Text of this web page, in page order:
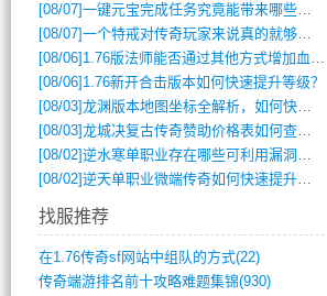
[08/07]一键元宝完成任务究竟能带来哪些超值优势？
[08/07]一个特戒对传奇玩家来说真的就够用了吗？
[08/06] 1.76版法师能否通过其他方式增加血量？
[08/06] 1.76新开合击版本如何快速提升等级？
[08/03]龙渊版本地图坐标全解析，如何快速定位BOSS位置？
[08/03]龙城决复古传奇赞助价格表如何查询？
[08/02]逆水寒单职业存在哪些可利用漏洞？如何快速提升战力？
[08/02]逆天单职业微端传奇如何快速提升战力？新手必看攻略
找服推荐
在1.76传奇sf网站中组队的方式(22)
传奇端游排名前十攻略难题集锦(930)